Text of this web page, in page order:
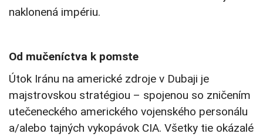
naklonená impériu.
Od mučeníctva k pomste
Útok Iránu na americké zdroje v Dubaji je
majstrovskou stratégiou – spojenou so zničením
utečeneckého amerického vojenského personálu
a/alebo tajných vykopávok CIA. Všetky tie okázalé